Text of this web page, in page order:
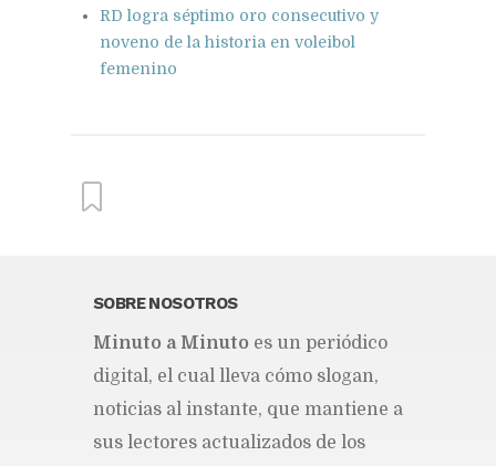
RD logra séptimo oro consecutivo y
noveno de la historia en voleibol
femenino
From this category »
Coraasan construye parque
solar de un megavatio para la
planta de tratamiento de
aguas residuales de Rafey
Publicado hace 2 días
SOBRE NOSOTROS
Mi­nu­to a Mi­nu­to es un pe­rió­di­co
di­gi­tal, el cual lle­va cómo slo­gan,
no­ti­cias al ins­tan­te, que man­tie­ne a
sus lec­to­res ac­tua­li­za­dos de los